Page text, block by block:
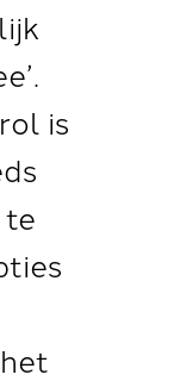
is